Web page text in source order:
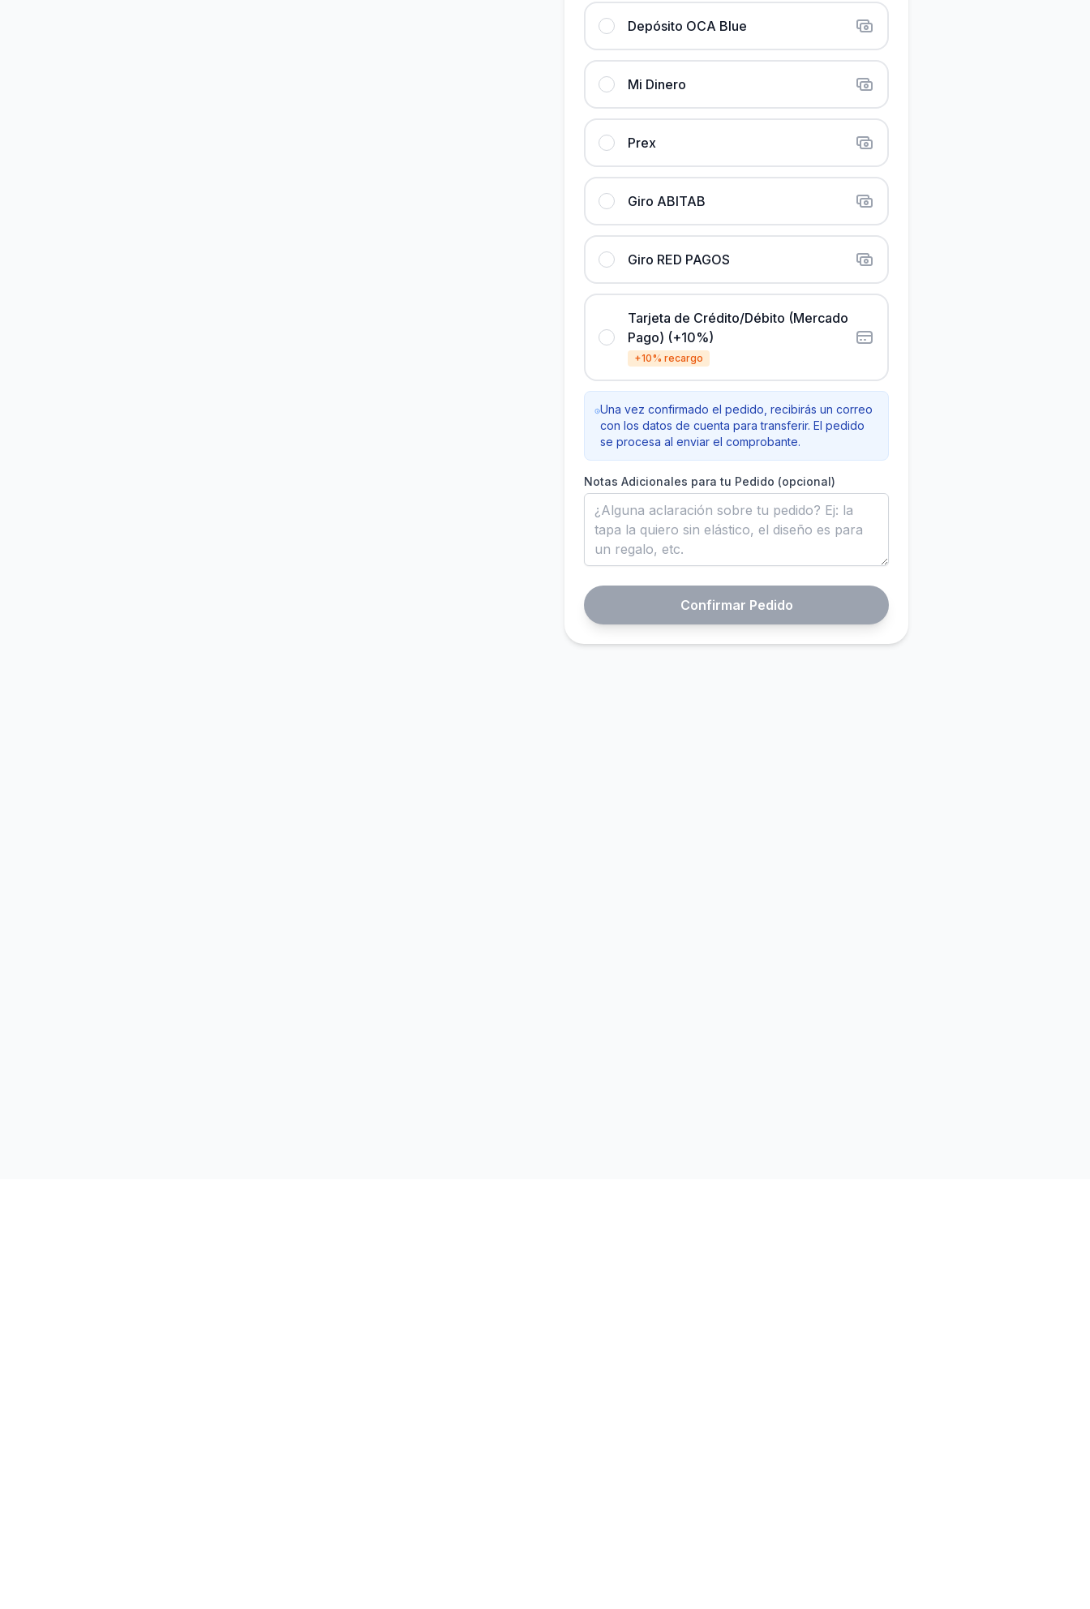
Depósito OCA Blue
Mi Dinero
Prex
Giro ABITAB
Giro RED PAGOS
Tarjeta de Crédito/Débito (Mercado
Pago) (+10%)
+10% recargo
Una vez confirmado el pedido, recibirás un correo
con los datos de cuenta para transferir. El pedido
se procesa al enviar el comprobante.
Notas Adicionales para tu Pedido (opcional)
Confirmar Pedido